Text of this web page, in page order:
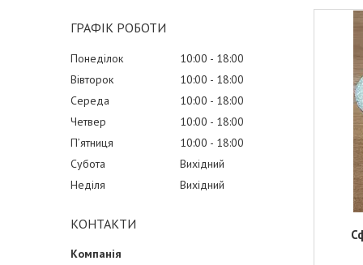
ГРАФІК РОБОТИ
Понеділок 10:00
18:00
Вівторок
10:00
18:00
Середа
10:00
18:00
Четвер
10:00
18:00
Пʼятниця
10:00
18:00
Субота
Вихідний
Неділя
Вихідний
КОНТАКТИ